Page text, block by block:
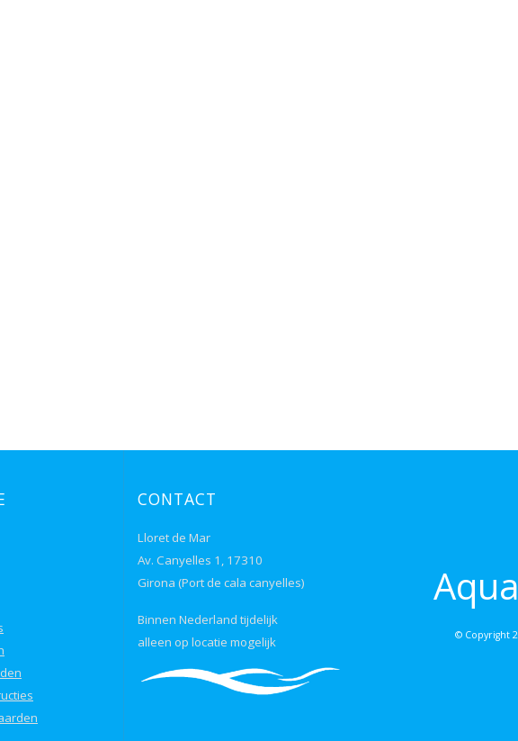
CONTACT
Lloret de Mar
Av. Canyelles 1, 17310
Girona (Port de cala canyelles)
Binnen Nederland tijdelijk
alleen op locatie mogelijk
© Copyright